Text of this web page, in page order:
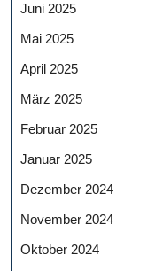
Juni 2025
Mai 2025
April 2025
März 2025
Februar 2025
Januar 2025
Dezember 2024
November 2024
Oktober 2024